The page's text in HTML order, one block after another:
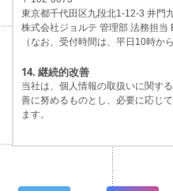
東京都千代田区九段北1-12-3 井門
株式会社ジョルテ 管理部 法務担
（なお、受付時間は、平日10時か
14. 継続的改善
当社は、個人情報の取扱いに関す
善に努めるものとし、必要に応じ
ます。